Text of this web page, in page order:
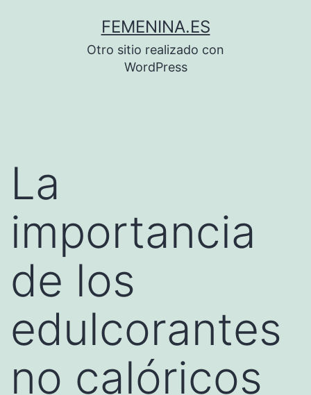
FEMENINA.ES
Otro sitio realizado con
WordPress
La
importancia
de los
edulcorantes
no calóricos